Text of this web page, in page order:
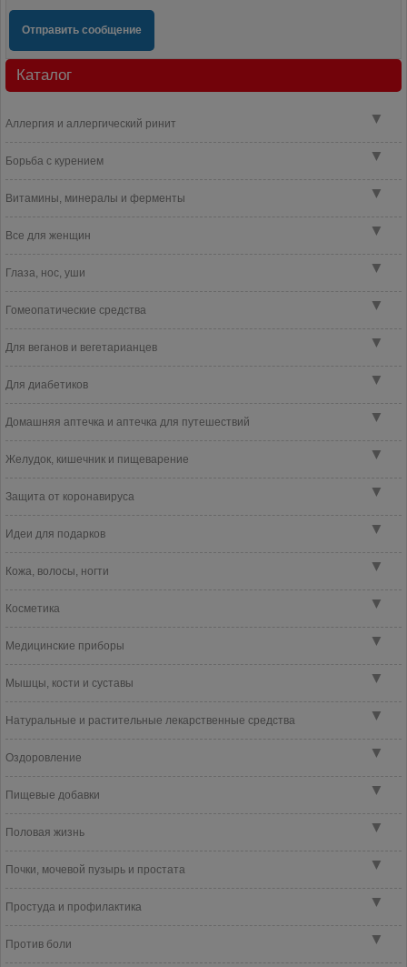
Отправить сообщение
Каталог
▼
Аллергия и аллергический ринит
▼
Борьба с курением
▼
Витамины, минералы и ферменты
▼
Все для женщин
▼
Глаза, нос, уши
▼
Гомеопатические средства
▼
Для веганов и вегетарианцев
▼
Для диабетиков
▼
Домашняя аптечка и аптечка для путешествий
▼
Желудок, кишечник и пищеварение
▼
Защита от коронавируса
▼
Идеи для подарков
▼
Кожа, волосы, ногти
▼
Косметика
▼
Медицинские приборы
▼
Мышцы, кости и суставы
▼
Натуральные и растительные лекарственные средства
▼
Оздоровление
▼
Пищевые добавки
▼
Половая жизнь
▼
Почки, мочевой пузырь и простата
▼
Простуда и профилактика
▼
Против боли